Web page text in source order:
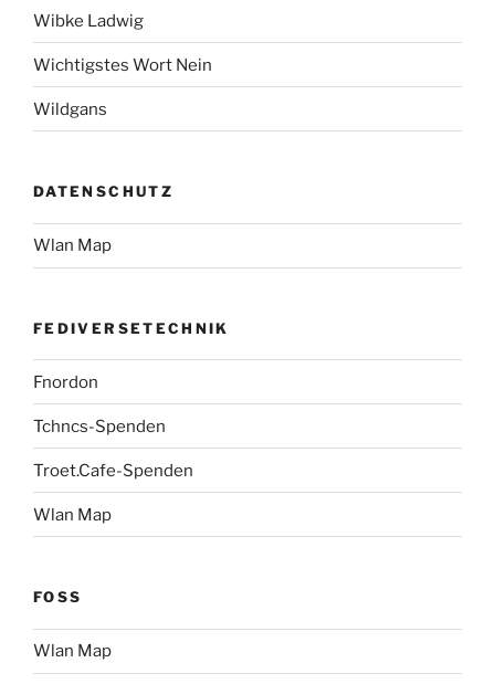
Wibke Ladwig
Wichtigstes Wort Nein
Wildgans
DATENSCHUTZ
Wlan Map
FEDIVERSETECHNIK
Fnordon
Tchncs-Spenden
Troet.Cafe-Spenden
Wlan Map
FOSS
Wlan Map